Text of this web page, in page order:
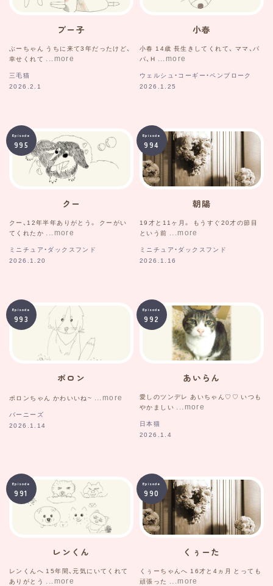
ブー子
ぶーちゃん うちに来て3年だったけど、
幸せくれて
三毛猫
2026.2.1
小春
小春 14歳 長生きしてくれて、 ママ、パ
パ、H
ウェルシュ・コーギー・ペンブローク
2026.1.25
Episode
995
クー
クー、12年半年ありがとう。 クーがい
てくれたか
ミニチュア・ダックスフンド
2026.1.20
Episode
994
朝陽
19才と11ヶ月。 もうすぐ20才の節目
という前
ミニチュア・ダックスフンド
2026.1.16
Episode
993
ポロン
ポロンちゃん かわいいね~
バーニーズ
2026.1.14
Episode
992
あいらん
愛しのツンデレ あいちゃん♡♡ いつも
やかましい
日本猫
2026.1.4
Episode
991
レンくん
レンくんへ 15年間、元気にいてくれて
ありがとう
Episode
990
くぅーた
くぅーちゃんへ 16才と4ヵ月 とっても
頑張った